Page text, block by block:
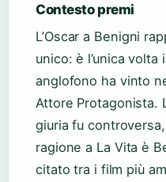
Contesto premi
L’Oscar a Benigni
unico: è l’unica volta
anglofono ha vinto
Attore Protagonista.
giuria fu
ragione a La Vita è
citato tra i film più